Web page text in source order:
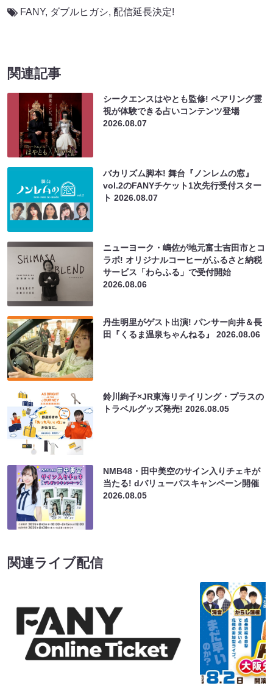
FANY, ダブルヒガシ, 配信延長決定!
関連記事
シークエンスはやとも監修! ペアリング霊
視が体験できる占いコンテンツ登場
2026.08.07
バカリズム脚本! 舞台『ノンレムの窓』
vol.2のFANYチケット1次先行受付スター
ト2026.08.07
ニューヨーク・嶋佐が地元富士吉田市とコ
ラボ! オリジナルコーヒーがふるさと納税
サービス「わらふる」で受付開始
2026.08.06
丹生明里がゲスト出演! パンサー向井＆長
田『くるま温泉ちゃんねる』2026.08.06
鈴川絢子×JR東海リテイリング・プラスの
トラベルグッズ発売!2026.08.05
NMB48・田中美空のサイン入りチェキが
当たる! dバリューパスキャンペーン開催
2026.08.05
関連ライブ配信